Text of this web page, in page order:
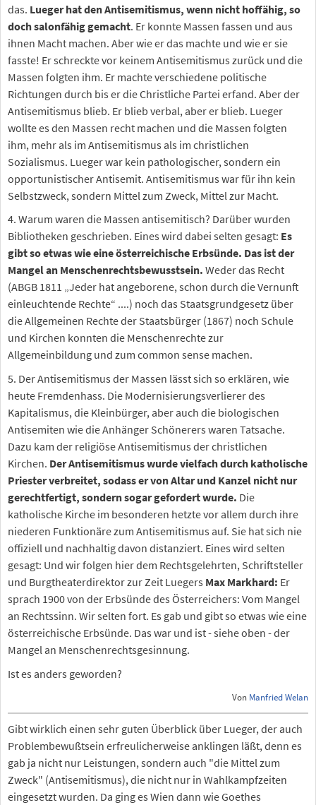
das. Lueger hat den Antisemitismus, wenn nicht hoffähig, so
doch salonfähig gemacht. Er konnte Massen fassen und aus
ihnen Macht machen. Aber wie er das machte und wie er sie
fasste! Er schreckte vor keinem Antisemitismus zurück und die
Massen folgten ihm. Er machte verschiedene politische
Richtungen durch bis er die Christliche Partei erfand. Aber der
Antisemitismus blieb. Er blieb verbal, aber er blieb. Lueger
wollte es den Massen recht machen und die Massen folgten
ihm, mehr als im Antisemitismus als im christlichen
Sozialismus. Lueger war kein pathologischer, sondern ein
opportunistischer Antisemit. Antisemitismus war für ihn kein
Selbstzweck, sondern Mittel zum Zweck, Mittel zur Macht.
4. Warum waren die Massen antisemitisch? Darüber wurden
Bibliotheken geschrieben. Eines wird dabei selten gesagt: Es
gibt so etwas wie eine österreichische Erbsünde. Das ist der
Mangel an Menschenrechtsbewusstsein. Weder das Recht
(ABGB 1811 „Jeder hat angeborene, schon durch die Vernunft
einleuchtende Rechte“ ....) noch das Staatsgrundgesetz über
die Allgemeinen Rechte der Staatsbürger (1867) noch Schule
und Kirchen konnten die Menschenrechte zur
Allgemeinbildung und zum common sense machen.
5. Der Antisemitismus der Massen lässt sich so erklären, wie
heute Fremdenhass. Die Modernisierungsverlierer des
Kapitalismus, die Kleinbürger, aber auch die biologischen
Antisemiten wie die Anhänger Schönerers waren Tatsache.
Dazu kam der religiöse Antisemitismus der christlichen
Kirchen. Der Antisemitismus wurde vielfach durch katholische
Priester verbreitet, sodass er von Altar und Kanzel nicht nur
gerechtfertigt, sondern sogar gefordert wurde. Die
katholische Kirche im besonderen hetzte vor allem durch ihre
niederen Funktionäre zum Antisemitismus auf. Sie hat sich nie
offiziell und nachhaltig davon distanziert. Eines wird selten
gesagt: Und wir folgen hier dem Rechtsgelehrten, Schriftsteller
und Burgtheaterdirektor zur Zeit Luegers Max Markhard: Er
sprach 1900 von der Erbsünde des Österreichers: Vom Mangel
an Rechtssinn. Wir selten fort. Es gab und gibt so etwas wie eine
österreichische Erbsünde. Das war und ist - siehe oben - der
Mangel an Menschenrechtsgesinnung.
Ist es anders geworden?
Von Manfried Welan
Gibt wirklich einen sehr guten Überblick über Lueger, der auch
Problembewußtsein erfreulicherweise anklingen läßt, denn es
gab ja nicht nur Leistungen, sondern auch "die Mittel zum
Zweck" (Antisemitismus), die nicht nur in Wahlkampfzeiten
eingesetzt wurden. Da ging es Wien dann wie Goethes